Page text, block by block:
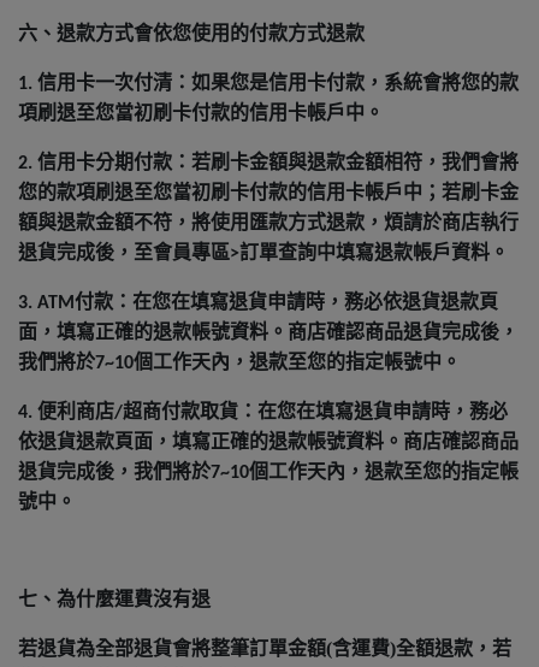
六、退款方式會依您使用的付款方式退款
1. 信用卡一次付清：如果您是信用卡付款，系統會將您的款
項刷退至您當初刷卡付款的信用卡帳戶中。
2. 信用卡分期付款：若刷卡金額與退款金額相符，我們會將
您的款項刷退至您當初刷卡付款的信用卡帳戶中；若刷卡金
額與退款金額不符，將使用匯款方式退款，煩請於商店執行
退貨完成後，至會員專區>訂單查詢中填寫退款帳戶資料。
3. ATM付款：在您在填寫退貨申請時，務必依退貨退款頁
面，填寫正確的退款帳號資料。商店確認商品退貨完成後，
我們將於7~10個工作天內，退款至您的指定帳號中。
4. 便利商店/超商付款取貨：在您在填寫退貨申請時，務必
依退貨退款頁面，填寫正確的退款帳號資料。商店確認商品
退貨完成後，我們將於7~10個工作天內，退款至您的指定帳
號中。
七、為什麼運費沒有退
若退貨為全部退貨會將整筆訂單金額(含運費)全額退款，若